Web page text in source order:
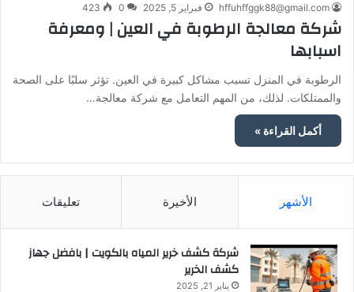
hffuhffggk88@gmail.com فبراير 5, 2025 0
423
شركة معالجة الرطوبة في العين | ومعرفة
اسبابها
الرطوبة في المنزل تسبب مشاكل كبيرة في العين. تؤثر سلبًا على الصحة
والممتلكات. لذلك، من المهم التعامل مع شركة معالجة…
أكمل القراءة »
الأشهر الأخيرة تعليقات
شركة كشف خرير المياه بالكويت | بافضل جهاز
كشف الخرير
يناير 21, 2025